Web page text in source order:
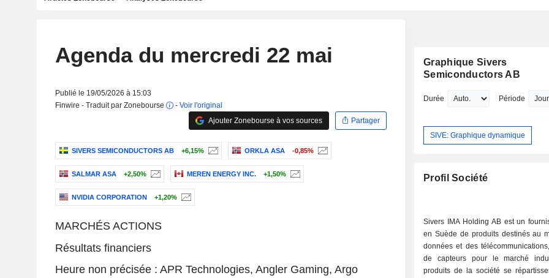
Agenda du mercredi 22 mai
Publié le 19/05/2026 à 15:03
Finwire - Traduit par Zonebourse
- Voir l'original
Ajouter Zonebourse à vos sources
Partager
SIVERS SEMICONDUCTORS AB +6,15% ORKLA ASA -0,85%
SALMAR ASA +2,50% MEREN ENERGY INC. +1,50%
NVIDIA CORPORATION +1,20%
MARCHÉS ACTIONS
Résultats financiers
Heure non précisée : APR Technologies, Angler Gaming, Argo
Graphique Sivers
Semiconductors AB
Durée Période
SIVE: Graphique dynamique
Profil Société
Sivers IMA Holding AB est un
en Suède de produits destinés au
données et des
de capteurs pour le marché
produits de la société se